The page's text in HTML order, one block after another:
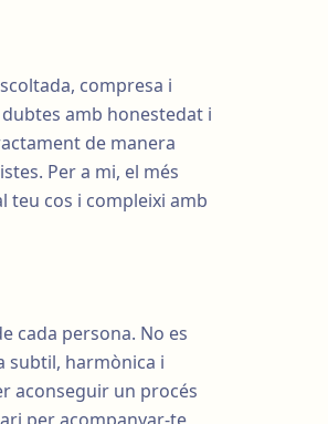
compresa i
amb honestedat i
de manera
Per a mi, el més
teu cos i compleixi amb
cada persona. No es
subtil, harmònica i
aconseguir un procés